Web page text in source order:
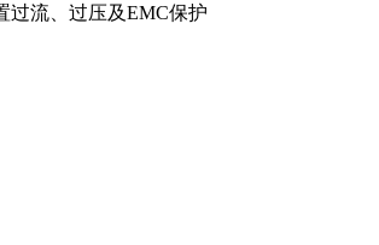
过流、过压及EMC保护